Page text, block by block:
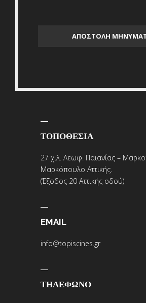
ΤΟΠΟΘΕΣΙΑ
27 χιλ. Λεωφ. Παιανίας –
Μαρκόπουλο Αττικής.
(Έξοδος 20 Αττικής οδού)
EMAIL
info@topiscines.gr
ΤΗΛΕΦΩΝΟ